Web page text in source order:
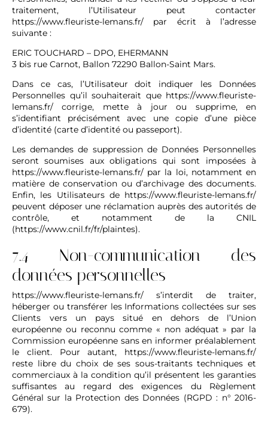
traitement, l’Utilisateur peut contacter
https://www.fleuriste-lemans.fr/ par écrit à l’adresse
suivante :
ERIC TOUCHARD – DPO, EHERMANN
3 bis rue Carnot, Ballon 72290 Ballon-Saint Mars.
Dans ce cas, l’Utilisateur doit indiquer les Données
Personnelles qu’il souhaiterait que https://www.fleuriste-
lemans.fr/ corrige, mette à jour ou supprime, en
s’identifiant précisément avec une copie d’une pièce
d’identité (carte d’identité ou passeport).
Les demandes de suppression de Données Personnelles
seront soumises aux obligations qui sont imposées à
https://www.fleuriste-lemans.fr/ par la loi, notamment en
matière de conservation ou d’archivage des documents.
Enfin, les Utilisateurs de https://www.fleuriste-lemans.fr/
peuvent déposer une réclamation auprès des autorités de
contrôle, et notamment de la CNIL
(https://www.cnil.fr/fr/plaintes).
7.4 Non-communication des
données personnelles
https://www.fleuriste-lemans.fr/ s’interdit de traiter,
héberger ou transférer les Informations collectées sur ses
Clients vers un pays situé en dehors de l’Union
européenne ou reconnu comme « non adéquat » par la
Commission européenne sans en informer préalablement
le client. Pour autant, https://www.fleuriste-lemans.fr/
reste libre du choix de ses sous-traitants techniques et
commerciaux à la condition qu’il présentent les garanties
suffisantes au regard des exigences du Règlement
Général sur la Protection des Données (RGPD : n° 2016-
679).